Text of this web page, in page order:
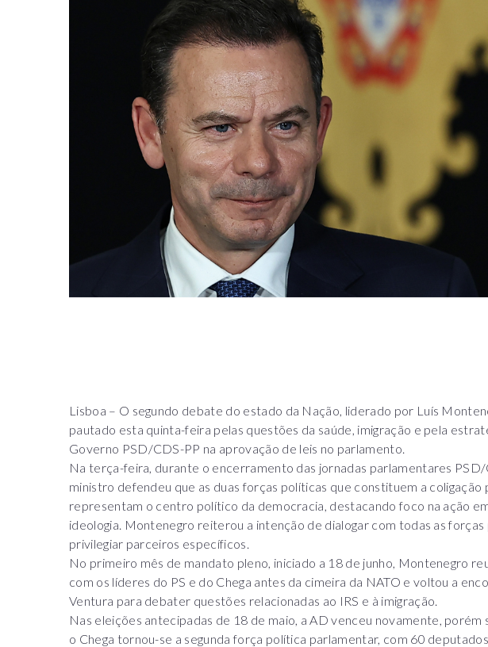
Lisboa – O segundo debate do estado da Nação, liderado por Luís
pautado esta quinta-feira pelas questões da saúde, imigração e pela
Governo PSD/CDS-PP na aprovação de leis no parlamento.
Na terça-feira, durante o encerramento das jornadas parlamentares
ministro defendeu que as duas forças políticas que constituem a
representam o centro político da democracia, destacando foco na ação
ideologia. Montenegro reiterou a intenção de dialogar com todas as forças
privilegiar parceiros específicos.
No primeiro mês de mandato pleno, iniciado a 18 de junho, Montenegro
com os líderes do PS e do Chega antes da cimeira da NATO e voltou a
Ventura para debater questões relacionadas ao IRS e à imigração.
Nas eleições antecipadas de 18 de maio, a AD venceu novamente, porém
o Chega tornou-se a segunda força política parlamentar, com 60